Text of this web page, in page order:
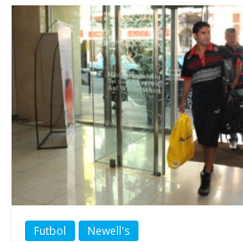
Futbol Newell's